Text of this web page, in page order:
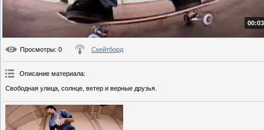
Просмотры: 0 Скейтборд
Описание материала:
Свободная улица, солнце, ветер и верные друзья.